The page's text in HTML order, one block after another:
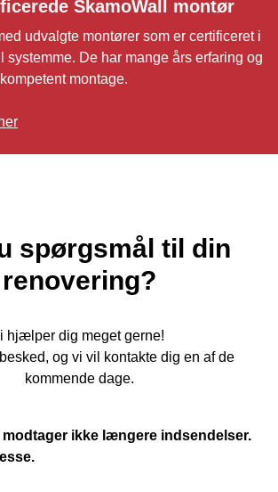
SkamoWall montør
udvalgte montører som er certificeret i
systemme. De har mange års erfaring og
montage.
spørgsmål til din
renovering?
hjælper dig meget gerne!
og vi vil kontakte dig en af de
kommende dage.
modtager ikke længere indsendelser.